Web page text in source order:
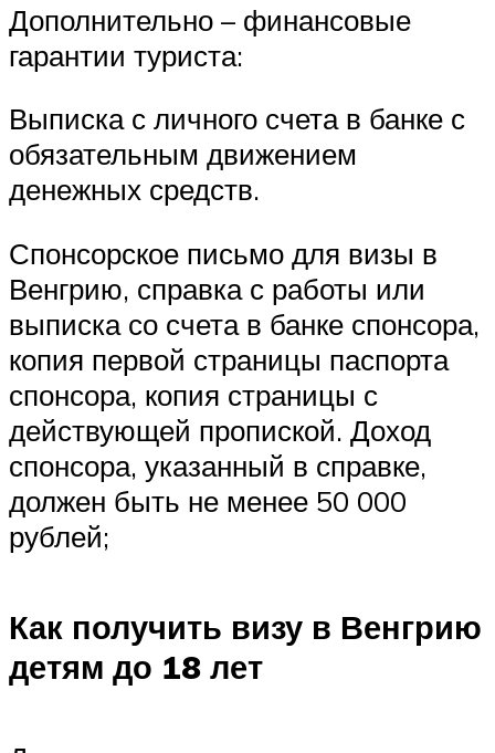
Дополнительно – финансовые
гарантии туриста:
Выписка с личного счета в банке с
обязательным движением
денежных средств.
Спонсорское письмо для визы в
Венгрию, справка с работы или
выписка со счета в банке спонсора,
копия первой страницы паспорта
спонсора, копия страницы с
действующей пропиской. Доход
спонсора, указанный в справке,
должен быть не менее 50 000
рублей;
Как получить визу в Венгрию
детям до 18 лет